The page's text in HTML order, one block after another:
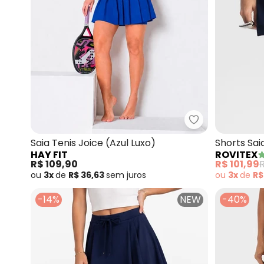
Hay Fit - Saia
Saia Tenis Joice (Azul Luxo)
HAY FIT
R$ 109,90
ou 3xde R$ 36,63sem juros
Shorts
ROVITEX
R$ 101,99
ou 3xde
-14% NEW -40%